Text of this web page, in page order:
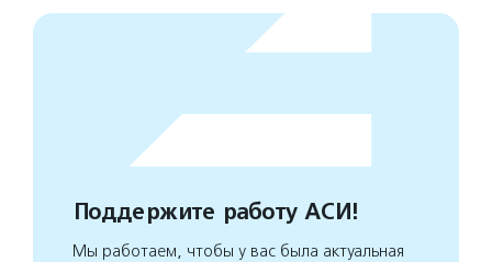
Поддержите работу АСИ!
Мы работаем, чтобы у вас была актуальная